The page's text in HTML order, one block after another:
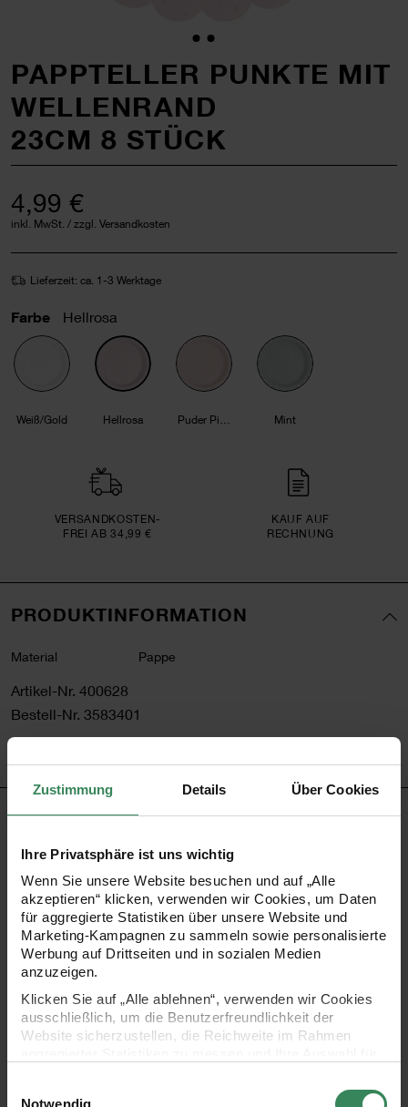
Zustimmung Details Über Cookies
Ihre Privatsphäre ist uns wichtig
Wenn Sie unsere Website besuchen und auf „Alle
akzeptieren“ klicken, verwenden wir Cookies, um Daten
für aggregierte Statistiken über unsere Website und
Marketing-Kampagnen zu sammeln sowie personalisierte
Werbung auf Drittseiten und in sozialen Medien
anzuzeigen.
Klicken Sie auf „Alle ablehnen“, verwenden wir Cookies
ausschließlich, um die Benutzerfreundlichkeit der
Website sicherzustellen, die Reichweite im Rahmen
Ihre Einwilligung ist freiwillig und kann jederzeit über den
Notwendig
PAPPTELLER PUNKTE MIT
WELLENRAND
23CM 8 STÜCK
4,99 €
inkl. MwSt. / zzgl. Versandkosten
Lieferzeit: ca. 1-3 Werktage
Farbe Hellrosa
Weiß/Gold Hellrosa Mint
VERSAND­KOSTEN­
FREI AB 34,99 €
KAUF AUF
RECHNUNG
PRODUKTINFORMATION
Material Pappe
Artikel-Nr. 400628
Bestell-Nr. 3583401
PRODUKTBESCHREIBUNG
Sie haben keine Lust mehr auf schlichte Pappteller?
Dann greifen Sie zu diesen Papptellern mit welligem
Rand. Die pastelligen Farbtöne machen aus
einfachem Pappgeschirr einen echten Hingucker auf
der gedeckten Tafel. Passend zu den Tellern finden
Sie auch stylische Pappbecher im Sortiment. Damit
kann die nächste Fete steigen, oder?!